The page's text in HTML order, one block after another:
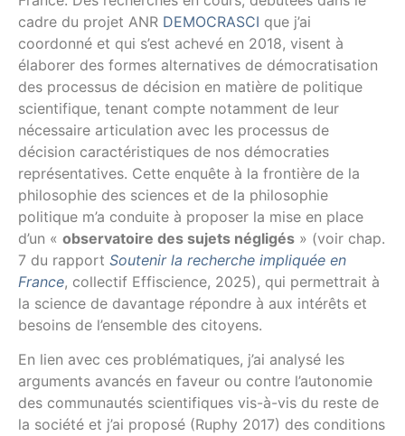
cadre du projet ANR DEMOCRASCI que j’ai
coordonné et qui s’est achevé en 2018, visent à
élaborer des formes alternatives de démocratisation
des processus de décision en matière de politique
scientifique, tenant compte notamment de leur
nécessaire articulation avec les processus de
décision caractéristiques de nos démocraties
représentatives. Cette enquête à la frontière de la
philosophie des sciences et de la philosophie
politique m’a conduite à proposer la mise en place
d’un « observatoire des sujets négligés » (voir chap.
7 du rapport Soutenir la recherche impliquée en
France, collectif Effiscience, 2025), qui permettrait à
la science de davantage répondre à aux intérêts et
besoins de l’ensemble des citoyens.
En lien avec ces problématiques, j’ai analysé les
arguments avancés en faveur ou contre l’autonomie
des communautés scientifiques vis-à-vis du reste de
la société et j’ai proposé (Ruphy 2017) des conditions